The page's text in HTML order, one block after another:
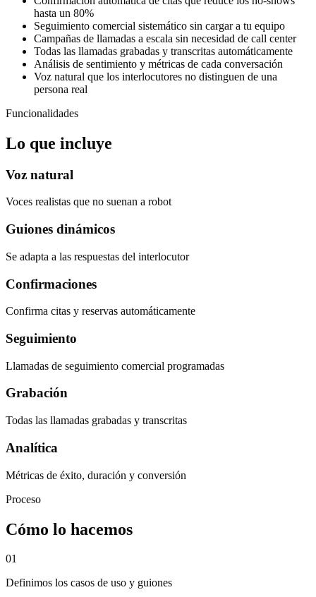
hasta un 80%
Seguimiento comercial sistemático sin cargar a tu equipo
Campañas de llamadas a escala sin necesidad de call center
Todas las llamadas grabadas y transcritas automáticamente
Análisis de sentimiento y métricas de cada conversación
Voz natural que los interlocutores no distinguen de una
persona real
Funcionalidades
Lo que incluye
Voz natural
Voces realistas que no suenan a robot
Guiones dinámicos
Se adapta a las respuestas del interlocutor
Confirmaciones
Confirma citas y reservas automáticamente
Seguimiento
Llamadas de seguimiento comercial programadas
Grabación
Todas las llamadas grabadas y transcritas
Analítica
Métricas de éxito, duración y conversión
Proceso
Cómo lo hacemos
01
Definimos los casos de uso y guiones